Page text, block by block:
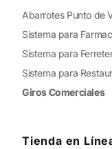
Abarrotes Punto de
Sistema para
Sistema para
Sistema para
Giros Comerciales
Tienda en